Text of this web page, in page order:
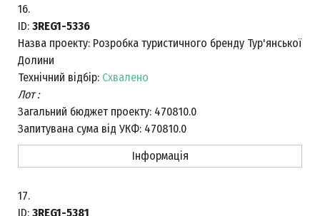
16.
ID: 3REG1-5336
Назва проекту: Розробка туристичного бренду Тур'янської
Долини
Технічний відбір: Схвалено
Лот :
Загальний бюджет проекту: 470810.0
Запитувана сума від УКФ: 470810.0
Інформація
17.
ID: 3REG1-5381